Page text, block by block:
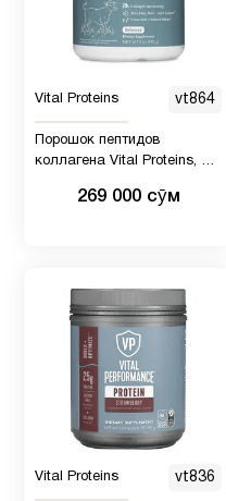
Vital Proteins vt864
Порошок пептидов
коллагена Vital Proteins, 5
способствует здоровью
269 000 сӯм
Vital Proteins vt836